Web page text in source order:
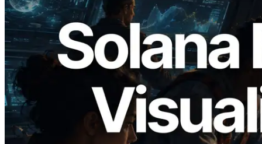
2026.05.24
Validators Solutions lança Solana Block
Analyzer — Visualizando o tempo de
produção de bloco por slot e o validador
responsável